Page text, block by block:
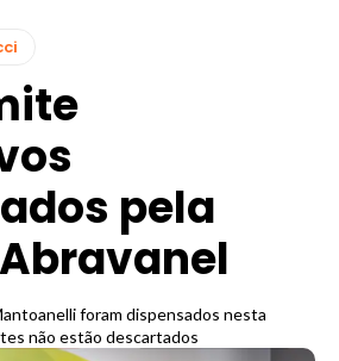
pela
foram dispensados nesta
não estão descartados